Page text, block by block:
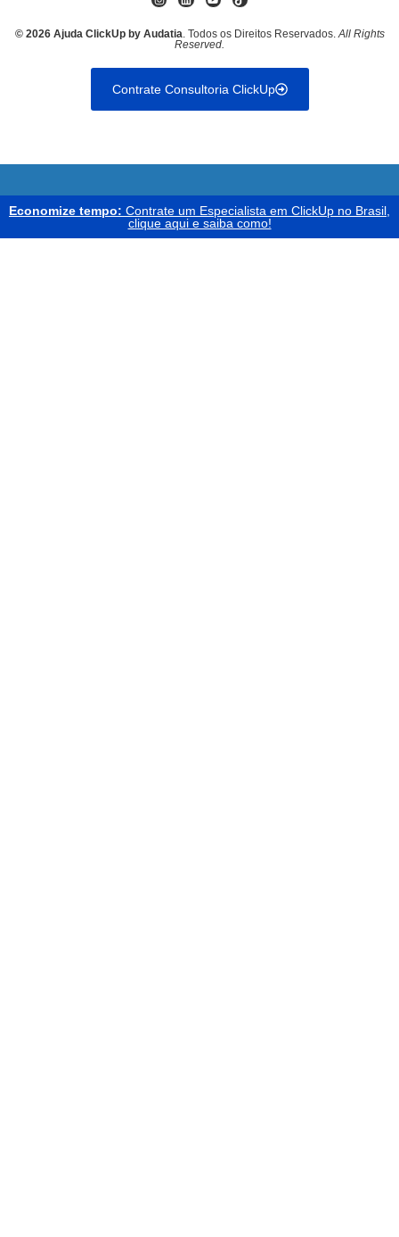
© 2026 Ajuda ClickUp by Audatia. Todos os Direitos Reservados.All Rights
Reserved.
Contrate Consultoria ClickUp
Economize tempo: Contrate um Especialista em ClickUp no Brasil,
clique aqui e saiba como!